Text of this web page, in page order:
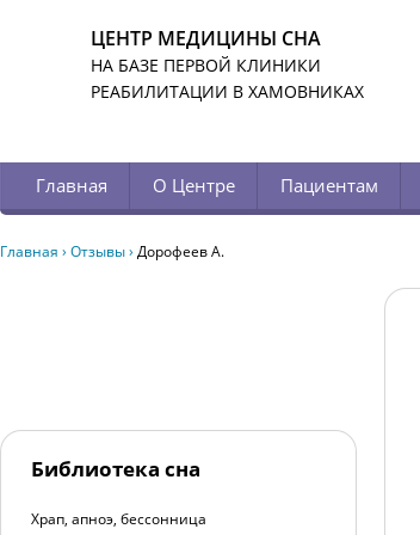
ЦЕНТР МЕДИЦИНЫ СНА
НА БАЗЕ ПЕРВОЙ КЛИНИКИ
РЕАБИЛИТАЦИИ В ХАМОВНИКАХ
Главная О Центре Пациентам
Главная › Отзывы› Дорофеев А.
Библиотека сна
Храп, апноэ, бессонница